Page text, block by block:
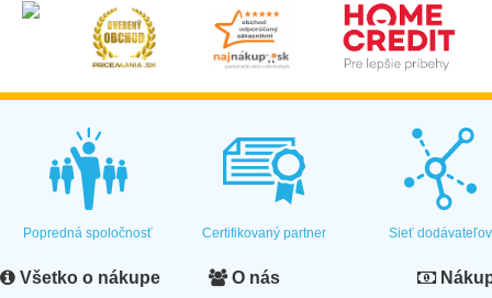
Popredná spoločnosť Certifikovaný partner Sieť dodávateľov
Všetko o nákupe O nás